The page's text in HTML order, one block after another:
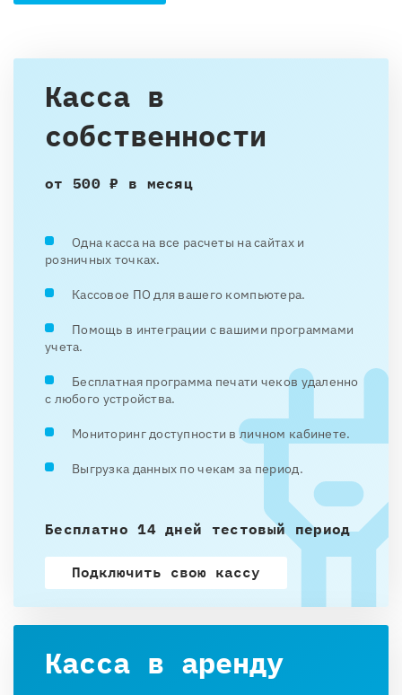
Касса в
собственности
от 500 ₽ в месяц
Одна касса на все расчеты на сайтах и
розничных точках.
Кассовое ПО для вашего компьютера.
Помощь в интеграции с вашими программами
учета.
Бесплатная программа печати чеков удаленно
с любого устройства.
Мониторинг доступности в личном кабинете.
Выгрузка данных по чекам за период.
Бесплатно 14 дней тестовый период
Подключить свою кассу
Касса в аренду